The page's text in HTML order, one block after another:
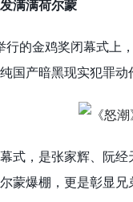
满满荷尔蒙
行的金鸡奖闭幕式上
国产暗黑现实犯罪动
式，是张家辉、阮
蒙爆棚，更是彰显兄